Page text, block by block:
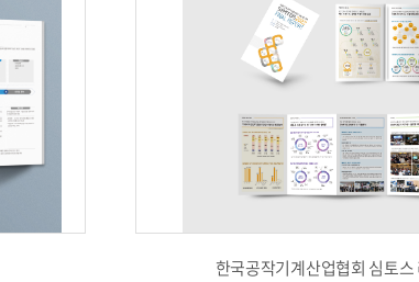
한국공작기계산업협회 심토스